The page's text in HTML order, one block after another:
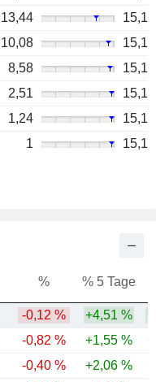
13,44
15,1
10,08
15,1
8,58
15,1
2,51
15,1
1,24
15,1
1 15,1
% % 5 Tage
-0,12 % +4,51 %
-0,82 % +1,55 %
-0,40 % +2,06 %